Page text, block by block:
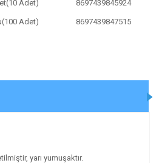
Adet) 8697439845924
Adet) 8697439847515
yarı yumuşaktır.